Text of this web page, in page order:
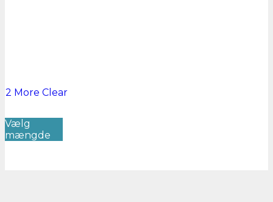
2 More Clear
Vælg
mængde